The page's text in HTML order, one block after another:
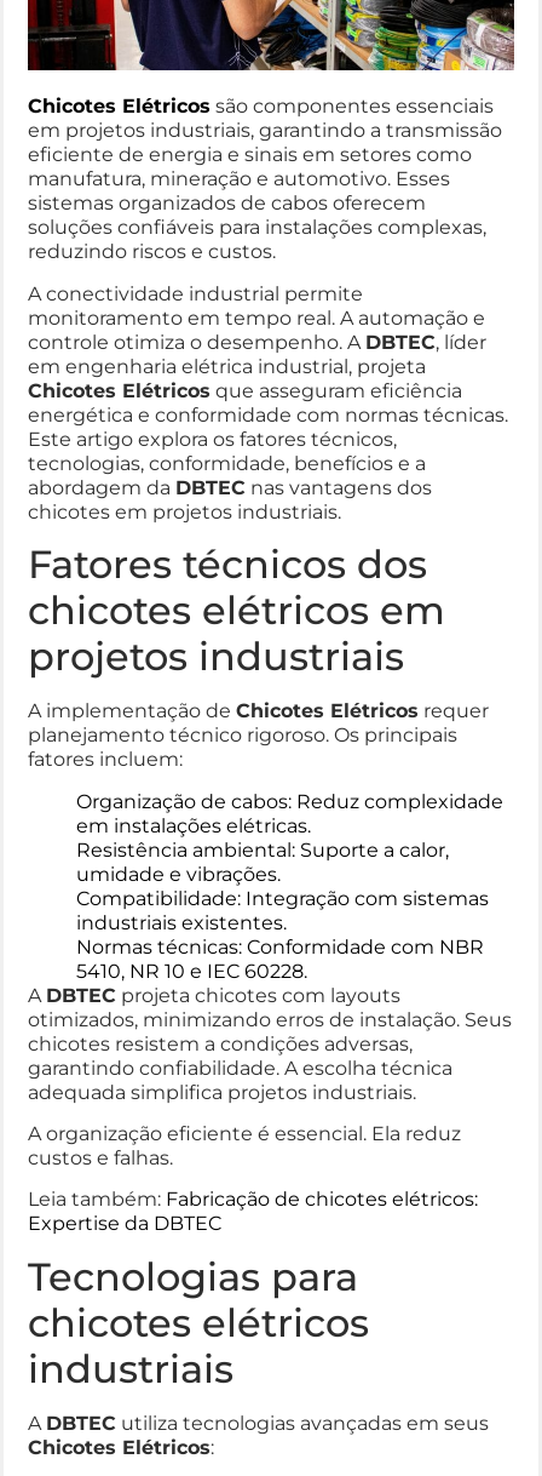
Chicotes Elétricos são componentes essenciais
em projetos industriais, garantindo a transmissão
eficiente de energia e sinais em setores como
manufatura, mineração e automotivo. Esses
sistemas organizados de cabos oferecem
soluções confiáveis para instalações complexas,
reduzindo riscos e custos.
A conectividade industrial permite
monitoramento em tempo real. A automação e
controle otimiza o desempenho. A DBTEC, líder
em engenharia elétrica industrial, projeta
Chicotes Elétricos que asseguram eficiência
energética e conformidade com normas técnicas.
Este artigo explora os fatores técnicos,
tecnologias, conformidade, benefícios e a
abordagem da DBTEC nas vantagens dos
chicotes em projetos industriais.
Fatores técnicos dos
chicotes elétricos em
projetos industriais
A implementação de Chicotes Elétricos requer
planejamento técnico rigoroso. Os principais
fatores incluem:
Organização de cabos: Reduz complexidade
em instalações elétricas.
Resistência ambiental: Suporte a calor,
umidade e vibrações.
Compatibilidade: Integração com sistemas
industriais existentes.
Normas técnicas: Conformidade com NBR
5410, NR 10 e IEC 60228.
A DBTEC projeta chicotes com layouts
otimizados, minimizando erros de instalação. Seus
chicotes resistem a condições adversas,
garantindo confiabilidade. A escolha técnica
adequada simplifica projetos industriais.
A organização eficiente é essencial. Ela reduz
custos e falhas.
Leia também: Fabricação de chicotes elétricos:
Expertise da DBTEC
Tecnologias para
chicotes elétricos
industriais
A DBTEC utiliza tecnologias avançadas em seus
Chicotes Elétricos: